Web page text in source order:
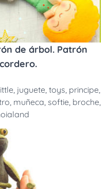
de árbol. Patrón
, juguete, toys, principe,
, muñeca, softie, broche,